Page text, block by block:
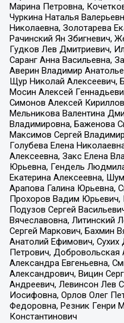
Марина Петровна,
Чуркина Наталья
Николаевна, Золотарева
Рачинский Ян Збигневич,
Гудков Лев Дмитриевич,
Саранг Анна Васильевна,
Аверин Владимир
Щур Николай Алексеевич,
Мосин Алексей
Симонов Алексей
Мельникова Валентина
Владимировна, Баженова
Максимов Сергей
Голубева Елена
Алексеевна, Закс Елена
Юрьевна, Гендель
Екатерина Алексеевна,
Арапова Галина Юрьевна,
Прохоров Вадим Юрьевич,
Подузов Сергей
Вячеславовна, Литинский
Сергей Маркович, Бахмин
Анатолий Ефимович,
Петрович,
Александра Евгеньевна,
Александрович, Вицин
Андреевич, Левинсон Лев
Иосифовна, Орлов Олег
Федоровна, Резник Генри
Константинович